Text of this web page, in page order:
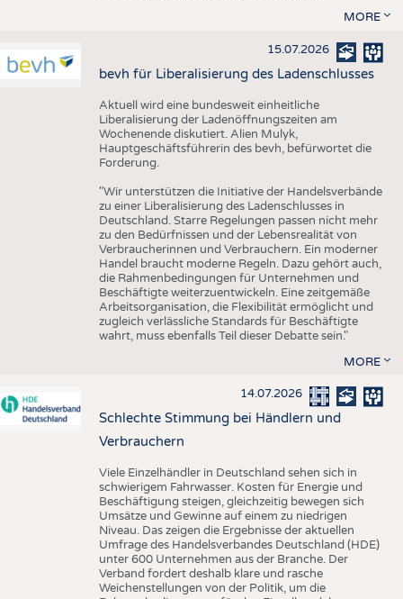
MORE
15.07.2026
bevh für Liberalisierung des Ladenschlusses
Aktuell wird eine bundesweit einheitliche
Liberalisierung der Ladenöffnungszeiten am
Wochenende diskutiert. Alien Mulyk,
Hauptgeschäftsführerin des bevh, befürwortet die
Forderung.
"Wir unterstützen die Initiative der Handelsverbände
zu einer Liberalisierung des Ladenschlusses in
Deutschland. Starre Regelungen passen nicht mehr
zu den Bedürfnissen und der Lebensrealität von
Verbraucherinnen und Verbrauchern. Ein moderner
Handel braucht moderne Regeln. Dazu gehört auch,
die Rahmenbedingungen für Unternehmen und
Beschäftigte weiterzuentwickeln. Eine zeitgemäße
Arbeitsorganisation, die Flexibilität ermöglicht und
zugleich verlässliche Standards für Beschäftigte
wahrt, muss ebenfalls Teil dieser Debatte sein."
MORE
14.07.2026
Schlechte Stimmung bei Händlern und
Verbrauchern
Viele Einzelhändler in Deutschland sehen sich in
schwierigem Fahrwasser. Kosten für Energie und
Beschäftigung steigen, gleichzeitig bewegen sich
Umsätze und Gewinne auf einem zu niedrigen
Niveau. Das zeigen die Ergebnisse der aktuellen
Umfrage des Handelsverbandes Deutschland (HDE)
unter 600 Unternehmen aus der Branche. Der
Verband fordert deshalb klare und rasche
Weichenstellungen von der Politik, um die